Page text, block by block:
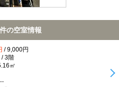
の空室情報
/ 9,000円
/ 3階
㎡